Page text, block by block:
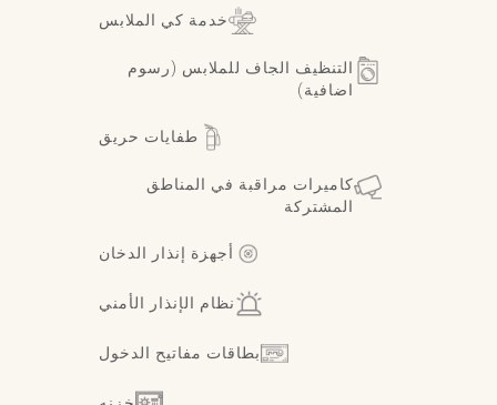
خدمة كي الملابس
التنظيف الجاف للملابس (رسوم
اضافية)
طفايات حريق
كاميرات مراقبة في المناطق
المشتركة
أجهزة إنذار الدخان
نظام الإنذار الأمني
بطاقات مفاتيح الدخول